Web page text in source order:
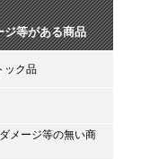
ジ等がある商品
ック品
メージ等の無い商